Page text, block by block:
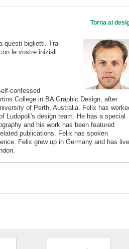
Torna ai
questi biglietti. Tra
le vostre iniziali.
confessed
College in BA Graphic Design, after
of Perth, Australia. Felix has
Ludopoli's design team. He has a special
and his work has been featured
publications. Felix has spoken
Felix grew up in Germany and has